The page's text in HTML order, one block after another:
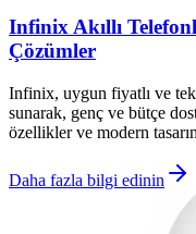
Infinix Akıllı
Çözümler
Infinix, uygun fiyatlı ve
sunarak, genç ve bütçe
özellikler ve modern
Daha fazla bilgi edinin